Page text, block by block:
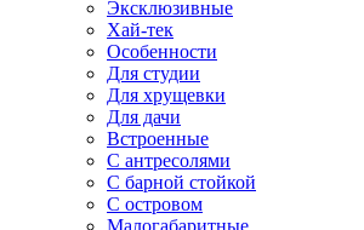
Эксклюзивные
Хай-тек
Особенности
Для студии
Для хрущевки
Для дачи
Встроенные
С антресолями
С барной стойкой
С островом
Малогабаритные